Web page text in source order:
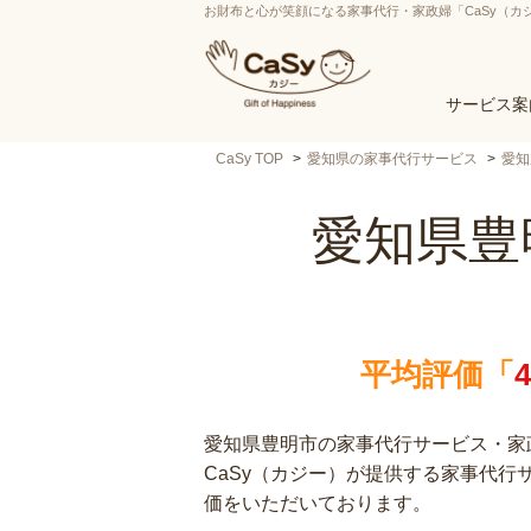
お財布と心が笑顔になる家事代行・家政婦「CaSy（カ
サービス
CaSy TOP 愛知県の家事代行サービス 愛
愛知県
平均評価「
愛知県豊明市の家事代行サービス・
CaSy（カジー）が提供する家事代行
価をいただいております。